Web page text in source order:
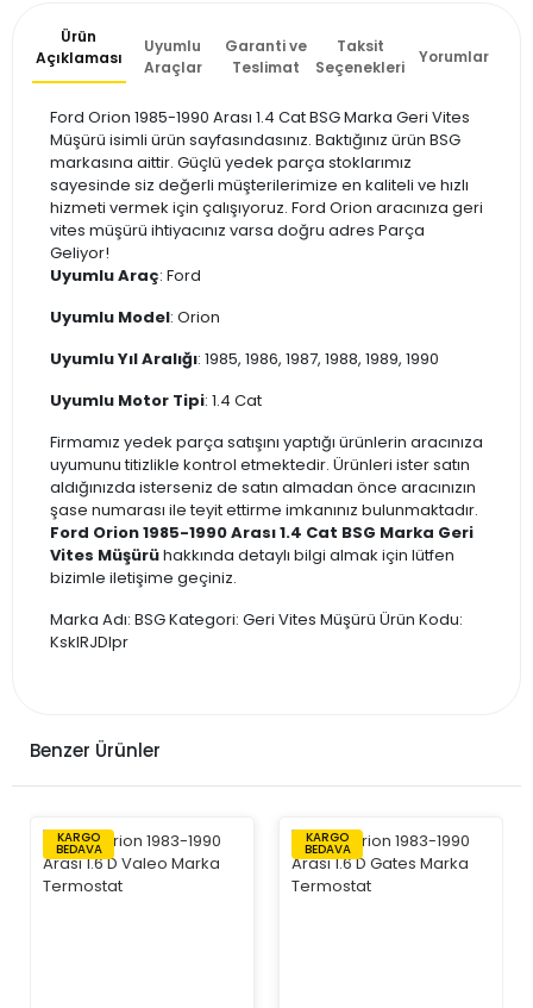
Ürün
Açıklaması
Uyumlu
Araçlar
Garanti ve
Teslimat
Taksit
Seçenekleri
Yorumlar
Ford Orion 1985-1990 Arası 1.4 Cat BSG Marka Geri Vites
Müşürü isimli ürün sayfasındasınız. Baktığınız ürün BSG
markasına aittir. Güçlü yedek parça stoklarımız
sayesinde siz değerli müşterilerimize en kaliteli ve hızlı
hizmeti vermek için çalışıyoruz. Ford Orion aracınıza geri
vites müşürü ihtiyacınız varsa doğru adres Parça
Geliyor!
Uyumlu Araç: Ford
Uyumlu Model: Orion
Uyumlu Yıl Aralığı: 1985, 1986, 1987, 1988, 1989, 1990
Uyumlu Motor Tipi: 1.4 Cat
Firmamız yedek parça satışını yaptığı ürünlerin aracınıza
uyumunu titizlikle kontrol etmektedir. Ürünleri ister satın
aldığınızda isterseniz de satın almadan önce aracınızın
şase numarası ile teyit ettirme imkanınız bulunmaktadır.
Ford Orion 1985-1990 Arası 1.4 Cat BSG Marka Geri
Vites Müşürühakkında detaylı bilgi almak için lütfen
bizimle iletişime geçiniz.
Marka Adı: BSG Kategori: Geri Vites Müşürü Ürün Kodu:
KskIRJDlpr
Benzer Ürünler
KARGO
BEDAVA
KARGO
BEDAVA